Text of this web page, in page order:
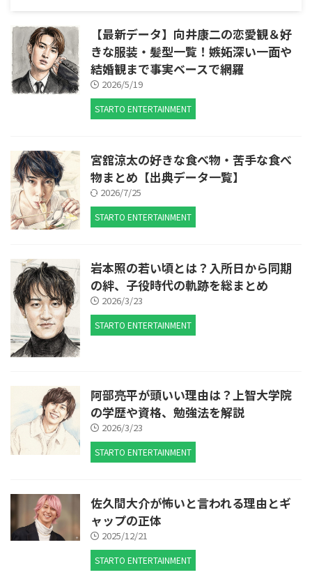
【最新データ】向井康二の恋愛観＆好
きな服装・髪型一覧！嫉妬深い一面や
結婚観まで事実ベースで網羅
2026/5/19
STARTO ENTERTAINMENT
宮舘涼太の好きな食べ物・苦手な食べ
物まとめ【出典データ一覧】
2026/7/25
STARTO ENTERTAINMENT
岩本照の若い頃とは？入所日から同期
の絆、子役時代の軌跡を総まとめ
2026/3/23
STARTO ENTERTAINMENT
阿部亮平が頭いい理由は？上智大学院
の学歴や資格、勉強法を解説
2026/3/23
STARTO ENTERTAINMENT
佐久間大介が怖いと言われる理由とギ
ャップの正体
2025/12/21
STARTO ENTERTAINMENT